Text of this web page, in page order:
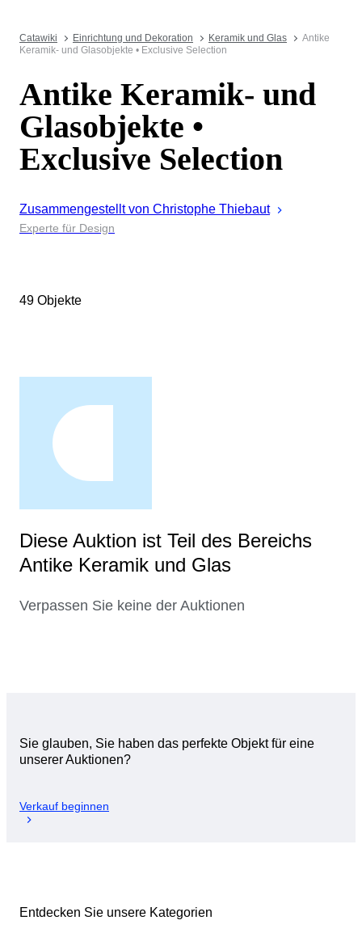
Catawiki Einrichtung und Dekoration Keramik und Glas
Antike
Keramik- und Glasobjekte • Exclusive Selection
Antike Keramik- und
Glasobjekte •
Exclusive Selection
Zusammengestellt von Christophe Thiebaut
Experte für Design
49 Objekte
Diese Auktion ist Teil des Bereichs
Antike Keramik und Glas
Verpassen Sie keine der Auktionen
Sie glauben, Sie haben das perfekte Objekt für eine
unserer Auktionen?
Verkauf beginnen
Entdecken Sie unsere Kategorien